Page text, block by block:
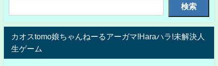
検索
カオスtomo娘ちゃんねーるアーガマ!Haraハラ!未解決人
生ゲーム